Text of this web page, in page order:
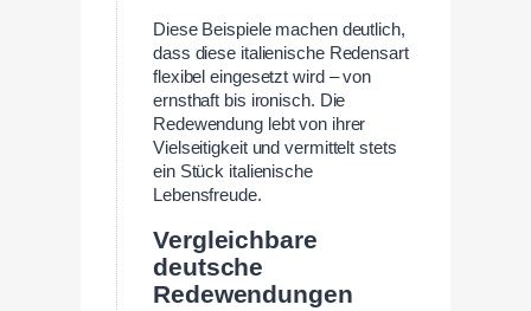
Diese Beispiele machen deutlich,
dass diese italienische Redensart
flexibel eingesetzt wird – von
ernsthaft bis ironisch. Die
Redewendung lebt von ihrer
Vielseitigkeit und vermittelt stets
ein Stück italienische
Lebensfreude.
Vergleichbare
deutsche
Redewendungen